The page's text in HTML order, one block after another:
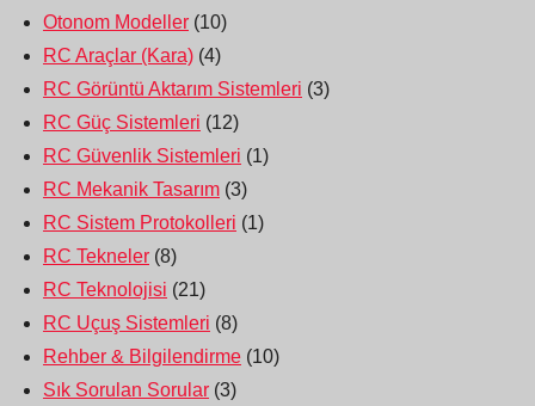
Otonom Modeller (10)
RC Araçlar (Kara) (4)
RC Görüntü Aktarım Sistemleri (3)
RC Güç Sistemleri (12)
RC Güvenlik Sistemleri (1)
RC Mekanik Tasarım (3)
RC Sistem Protokolleri (1)
RC Tekneler (8)
RC Teknolojisi (21)
RC Uçuş Sistemleri (8)
Rehber & Bilgilendirme (10)
Sık Sorulan Sorular (3)